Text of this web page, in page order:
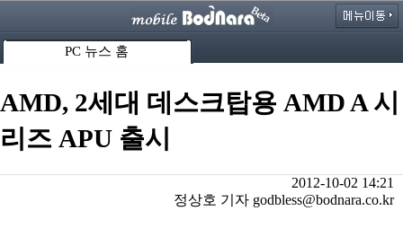
PC 뉴스 홈
AMD, 2세대 데스크탑용 AMD A 시
리즈 APU 출시
2012-10-02 14:21
정상호 기자 godbless@bodnara.co.kr